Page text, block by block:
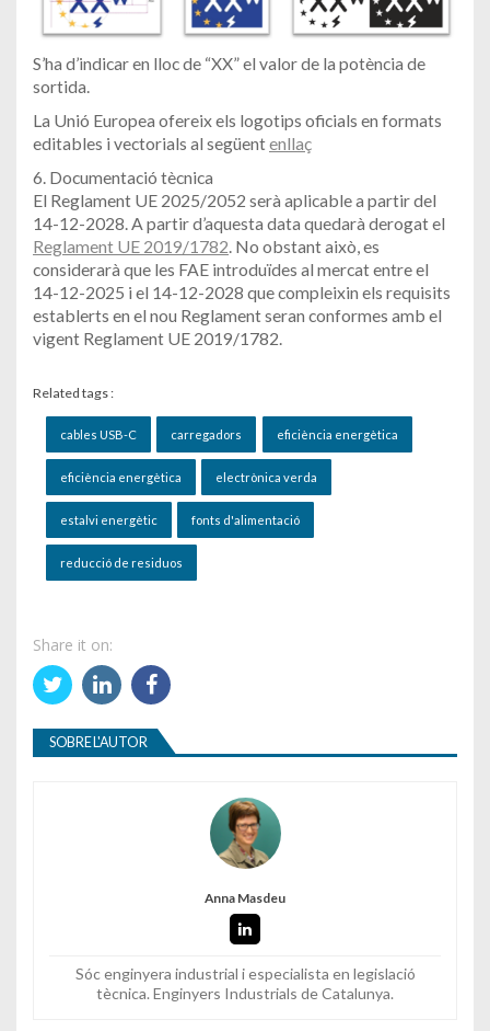
S’ha d’indicar en lloc de “XX” el valor de la potència de
sortida.
La Unió Europea ofereix els logotips oficials en formats
editables i vectorials al següentenllaç
6. Documentació tècnica
El Reglament UE 2025/2052 serà aplicable a partir del
14-12-2028. A partir d’aquesta data quedarà derogat el
Reglament UE 2019/1782. No obstant això, es
considerarà que les FAE introduïdes al mercat entre el
14-12-2025 i el 14-12-2028 que compleixin els requisits
establerts en el nou Reglament seran conformes amb el
vigent Reglament UE 2019/1782.
Related tags :
cables USB-C carregadors eficiència energètica
eficiència energètica electrònica verda
estalvi energètic fonts d'alimentació
reducció de residuos
Share it on:
SOBRE L'AUTOR
Anna Masdeu
Sóc enginyera industrial i especialista en legislació
tècnica. Enginyers Industrials de Catalunya.